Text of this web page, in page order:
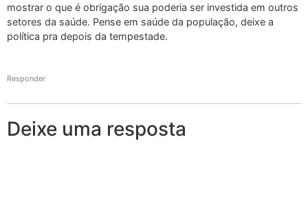
mostrar o que é obrigação sua poderia ser investida em outros
setores da saúde. Pense em saúde da população, deixe a
política pra depois da tempestade.
Responder
Deixe uma resposta